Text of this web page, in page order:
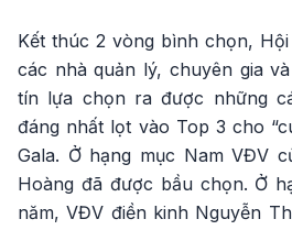
Kết thúc 2 vòng bình chọn,
các nhà quản lý, chuyên gia
tín lựa chọn ra được những
đáng nhất lọt vào Top 3 cho
Gala. Ở hạng mục Nam VĐV
Hoàng đã được bầu chọn. Ở
năm, VĐV điền kinh Nguyễn